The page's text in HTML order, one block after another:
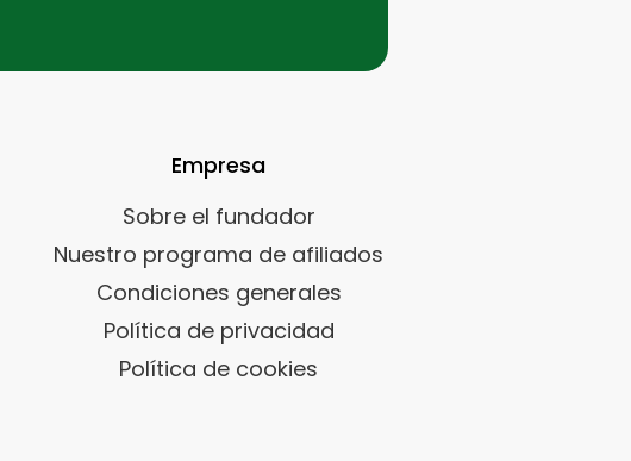
Empresa
Sobre el fundador
Nuestro programa de afiliados
Condiciones generales
Política de privacidad
Política de cookies